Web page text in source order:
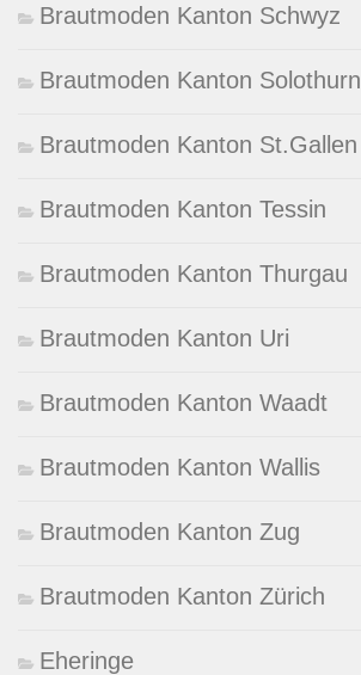
Brautmoden Kanton Schwyz
Brautmoden Kanton Solothurn
Brautmoden Kanton St.Gallen
Brautmoden Kanton Tessin
Brautmoden Kanton Thurgau
Brautmoden Kanton Uri
Brautmoden Kanton Waadt
Brautmoden Kanton Wallis
Brautmoden Kanton Zug
Brautmoden Kanton Zürich
Eheringe